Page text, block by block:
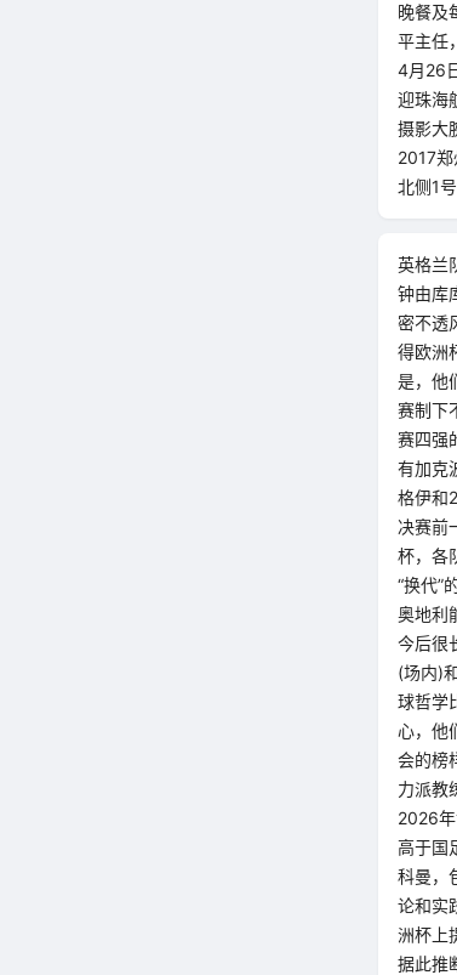
晚餐及
平主任
4月26
迎珠海
摄影大
2017
北侧1
英格兰
钟由库
密不透
得欧洲
是，他
赛制下
赛四强
有加克
格伊和
决赛前
杯，各
“换代”
奥地利
今后很
(场内)
球哲学
心，他
会的榜
力派教
2026
高于国
科曼，
论和实
洲杯上
据此推